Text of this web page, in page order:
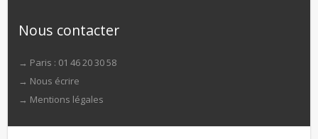
Nous contacter
→ Paris : 01 46 20 30 58
→ Nous écrire
→ Mentions légales